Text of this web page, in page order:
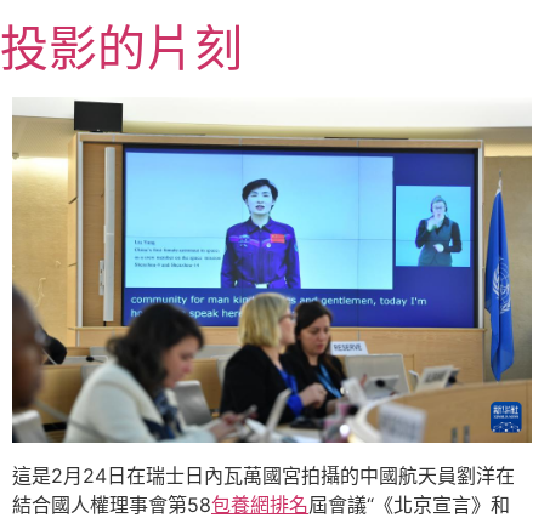
至
主
要
容
投影的片刻
這是2月24日在瑞士日內瓦萬國宮拍攝的中國航天員劉洋在
結合國人權理事會第58包養網排名屆會議“《北京宣言》和